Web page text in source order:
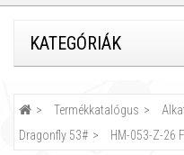
KATEGÓRIÁK
Termékkatalógus
Dragonfly 53#
HM-053-Z-26